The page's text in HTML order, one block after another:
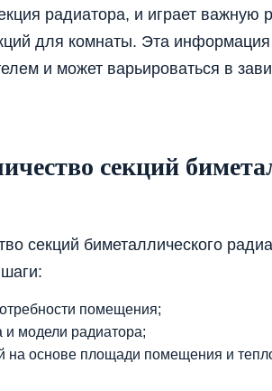
радиатора, и играет важную
для комнаты. Эта информация
и может варьироваться в
секций
секций биметаллического
помещения;
модели радиатора;
на основе площади помещения и